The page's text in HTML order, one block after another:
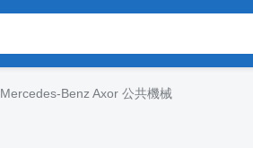
Mercedes-Benz Axor 公共機械